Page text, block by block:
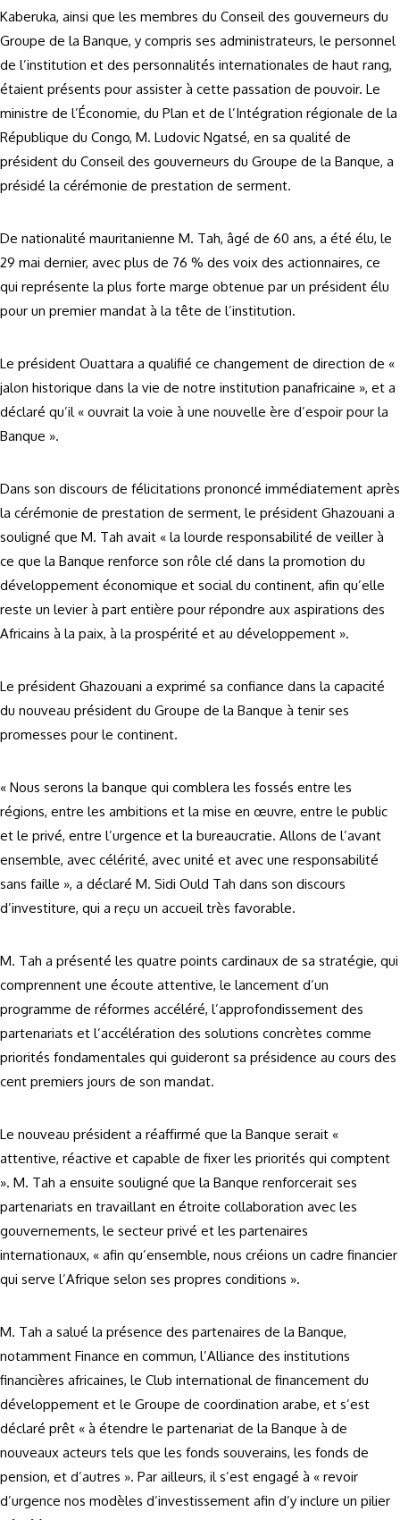
Kaberuka, ainsi que les membres du Conseil des gouverneurs du
Groupe de la Banque, y compris ses administrateurs, le personnel
de l’institution et des personnalités internationales de haut rang,
étaient présents pour assister à cette passation de pouvoir. Le
ministre de l’Économie, du Plan et de l’Intégration régionale de la
République du Congo, M. Ludovic Ngatsé, en sa qualité de
président du Conseil des gouverneurs du Groupe de la Banque, a
présidé la cérémonie de prestation de serment.
De nationalité mauritanienne M. Tah, âgé de 60 ans, a été élu, le
29 mai dernier, avec plus de 76 % des voix des actionnaires, ce
qui représente la plus forte marge obtenue par un président élu
pour un premier mandat à la tête de l’institution.
Le président Ouattara a qualifié ce changement de direction de «
jalon historique dans la vie de notre institution panafricaine », et a
déclaré qu’il « ouvrait la voie à une nouvelle ère d’espoir pour la
Banque ».
Dans son discours de félicitations prononcé immédiatement après
la cérémonie de prestation de serment, le président Ghazouani a
souligné que M. Tah avait « la lourde responsabilité de veiller à
ce que la Banque renforce son rôle clé dans la promotion du
développement économique et social du continent, afin qu’elle
reste un levier à part entière pour répondre aux aspirations des
Africains à la paix, à la prospérité et au développement ».
Le président Ghazouani a exprimé sa confiance dans la capacité
du nouveau président du Groupe de la Banque à tenir ses
promesses pour le continent.
« Nous serons la banque qui comblera les fossés entre les
régions, entre les ambitions et la mise en œuvre, entre le public
et le privé, entre l’urgence et la bureaucratie. Allons de l’avant
ensemble, avec célérité, avec unité et avec une responsabilité
sans faille », a déclaré M. Sidi Ould Tah dans son discours
d’investiture, qui a reçu un accueil très favorable.
M. Tah a présenté les quatre points cardinaux de sa stratégie, qui
comprennent une écoute attentive, le lancement d’un
programme de réformes accéléré, l’approfondissement des
partenariats et l’accélération des solutions concrètes comme
priorités fondamentales qui guideront sa présidence au cours des
cent premiers jours de son mandat.
Le nouveau président a réaffirmé que la Banque serait «
attentive, réactive et capable de fixer les priorités qui comptent
». M. Tah a ensuite souligné que la Banque renforcerait ses
partenariats en travaillant en étroite collaboration avec les
gouvernements, le secteur privé et les partenaires
internationaux, « afin qu’ensemble, nous créions un cadre financier
qui serve l’Afrique selon ses propres conditions ».
M. Tah a salué la présence des partenaires de la Banque,
notamment Finance en commun, l’Alliance des institutions
financières africaines, le Club international de financement du
développement et le Groupe de coordination arabe, et s’est
déclaré prêt « à étendre le partenariat de la Banque à de
nouveaux acteurs tels que les fonds souverains, les fonds de
pension, et d’autres ». Par ailleurs, il s’est engagé à « revoir
d’urgence nos modèles d’investissement afin d’y inclure un pilier